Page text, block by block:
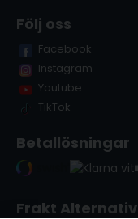
Följ oss
Facebook
Instagram
Youtube
TikTok
Betallösningar
Frakt Alternativ